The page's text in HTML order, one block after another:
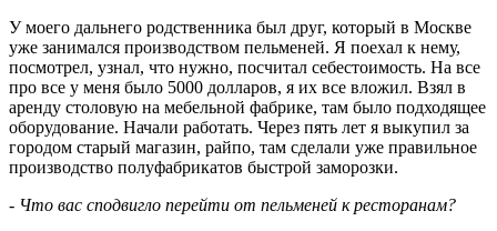
У моего дальнего родственника был друг, который в Москве
уже занимался производством пельменей. Я поехал к нему,
посмотрел, узнал, что нужно, посчитал себестоимость. На все
про все у меня было 5000 долларов, я их все вложил. Взял в
аренду столовую на мебельной фабрике, там было подходящее
оборудование. Начали работать. Через пять лет я выкупил за
городом старый магазин, райпо, там сделали уже правильное
производство полуфабрикатов быстрой заморозки.
- Что вас сподвигло перейти от пельменей к ресторанам?